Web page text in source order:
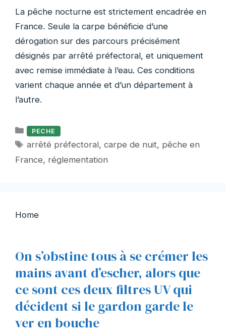
La pêche nocturne est strictement encadrée en
France. Seule la carpe bénéficie d’une
dérogation sur des parcours précisément
désignés par arrêté préfectoral, et uniquement
avec remise immédiate à l’eau. Ces conditions
varient chaque année et d’un département à
l’autre.
Catégories
PECHE
Étiquettes
arrêté préfectoral,carpe de nuit, pêche en
France, réglementation
Home
On s’obstine tous à se crémer les
mains avant d’escher, alors que
ce sont ces deux filtres UV qui
décident si le gardon garde le
ver en bouche